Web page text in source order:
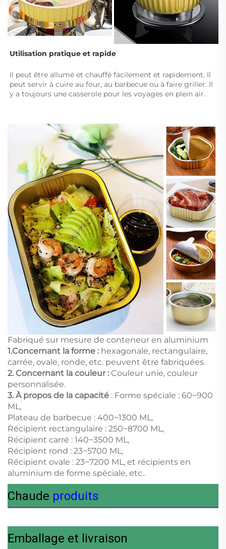
Utilisation pratique et rapide
Il peut être allumé et chauffé facilement et rapidement. Il
peut servir à cuire au four, au barbecue ou à faire griller. Il
y a toujours une casserole pour les voyages en plein air.
Fabriqué sur mesure de conteneur en aluminium
1.Concernant la forme : hexagonale, rectangulaire,
carrée, ovale, ronde, etc. peuvent être fabriquées.
2. Concernant la couleur : Couleur unie, couleur
personnalisée.
3. À propos de la capacité : Forme spéciale : 60~900
ML,
Plateau de barbecue : 400~1300 ML,
Récipient rectangulaire : 250~8700 ML,
Récipient carré : 140~3500 ML,
Récipient rond : 23~5700 ML,
Récipient ovale : 23~7200 ML, et récipients en
aluminium de forme spéciale, etc..
Chaude produits
Emballage et livraison